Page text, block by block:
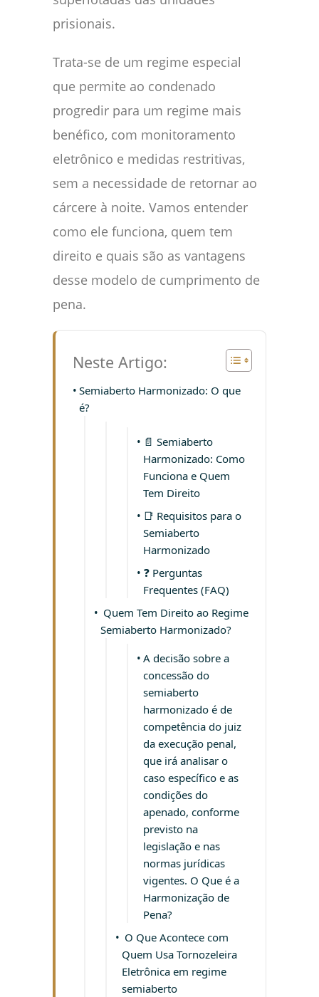
prisionais.
Trata-se de um regime especial
que permite ao condenado
progredir para um regime mais
benéfico, com monitoramento
eletrônico e medidas restritivas,
sem a necessidade de retornar ao
cárcere à noite. Vamos entender
como ele funciona, quem tem
direito e quais são as vantagens
desse modelo de cumprimento de
pena.
Neste Artigo:
Semiaberto Harmonizado: O que
é?
📄 Semiaberto
Harmonizado: Como
Funciona e Quem
Tem Direito
📑 Requisitos para o
Semiaberto
Harmonizado
❓ Perguntas
Frequentes (FAQ)
Quem Tem Direito ao Regime
Semiaberto Harmonizado?
A decisão sobre a
concessão do
semiaberto
harmonizado é de
competência do juiz
da execução penal,
que irá analisar o
caso específico e as
condições do
apenado, conforme
previsto na
legislação e nas
normas jurídicas
vigentes. O Que é a
Harmonização de
Pena?
O Que Acontece com
Quem Usa Tornozeleira
Eletrônica em regime
semiaberto